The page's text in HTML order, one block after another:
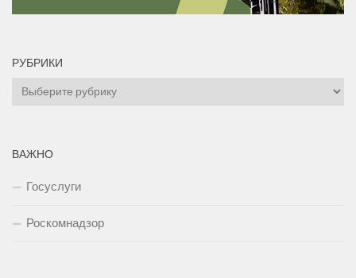
РУБРИКИ
Рубрики
ВАЖНО
Госуслуги
Роскомнадзор